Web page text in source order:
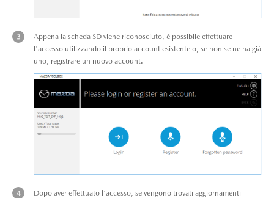
Appena la scheda SD viene riconosciuto, è possibile effettuare
l'accesso utilizzando il proprio account esistente o, se non se ne ha già
uno, registrare un nuovo account.
Dopo aver effettuato l'accesso, se vengono trovati aggiornamenti